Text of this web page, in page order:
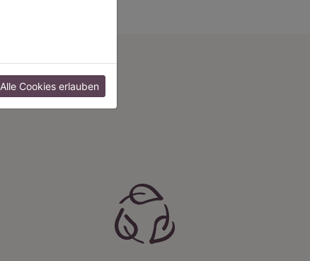
Alle Cookies erlauben